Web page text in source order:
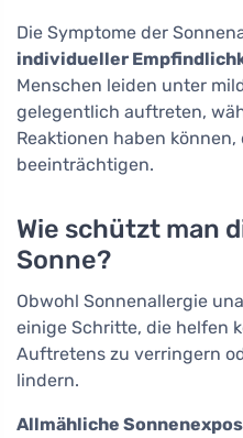
Die Symptome der
individueller
Menschen leiden unter
gelegentlich auftreten,
Reaktionen haben
beeinträchtigen.
Wie schützt man
Sonne?
Obwohl Sonnenallergie
einige Schritte, die helfen
Auftretens zu verringern
lindern.
Allmähliche